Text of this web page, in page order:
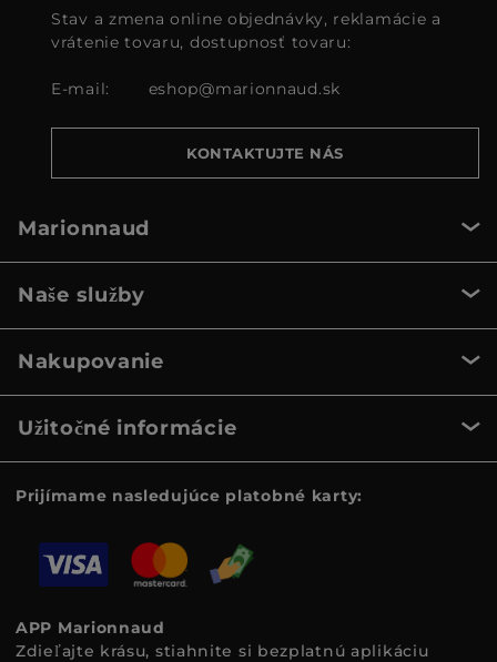
Stav a zmena online objednávky, reklamácie a
vrátenie tovaru, dostupnosť tovaru:
E-mail: eshop@marionnaud.sk
KONTAKTUJTE NÁS
Marionnaud
Naše služby
Nakupovanie
Užitočné informácie
Prijímame nasledujúce platobné karty:
APP Marionnaud
Zdieľajte krásu, stiahnite si bezplatnú aplikáciu